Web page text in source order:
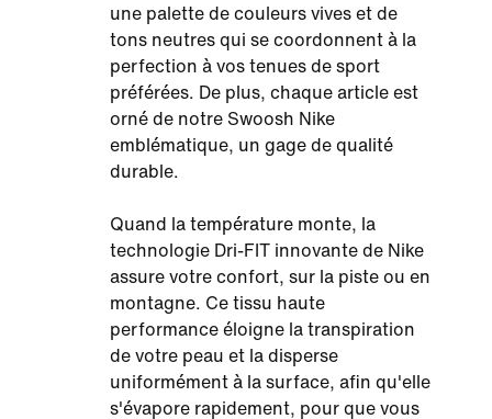
une palette de couleurs vives et de
tons neutres qui se coordonnent à la
perfection à vos tenues de sport
préférées. De plus, chaque article est
orné de notre Swoosh Nike
emblématique, un gage de qualité
durable.
Quand la température monte, la
technologie Dri-FIT innovante de Nike
assure votre confort, sur la piste ou en
montagne. Ce tissu haute
performance éloigne la transpiration
de votre peau et la disperse
uniformément à la surface, afin qu'elle
s'évapore rapidement, pour que vous